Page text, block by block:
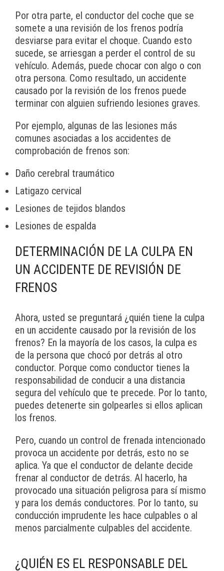
Por otra parte, el conductor del coche que se
somete a una revisión de los frenos podría
desviarse para evitar el choque. Cuando esto
sucede, se arriesgan a perder el control de su
vehículo. Además, puede chocar con algo o con
otra persona. Como resultado, un accidente
causado por la revisión de los frenos puede
terminar con alguien sufriendo lesiones graves.
Por ejemplo, algunas de las lesiones más
comunes asociadas a los accidentes de
comprobación de frenos son:
Daño cerebral traumático
Latigazo cervical
Lesiones de tejidos blandos
Lesiones de espalda
DETERMINACIÓN DE LA CULPA EN
UN ACCIDENTE DE REVISIÓN DE
FRENOS
Ahora, usted se preguntará ¿quién tiene la culpa
en un accidente causado por la revisión de los
frenos? En la mayoría de los casos, la culpa es
de la persona que chocó por detrás al otro
conductor. Porque como conductor tienes la
responsabilidad de conducir a una distancia
segura del vehículo que te precede. Por lo tanto,
puedes detenerte sin golpearles si ellos aplican
los frenos.
Pero, cuando un control de frenada intencionado
provoca un accidente por detrás, esto no se
aplica. Ya que el conductor de delante decide
frenar al conductor de detrás. Al hacerlo, ha
provocado una situación peligrosa para sí mismo
y para los demás conductores. Por lo tanto, su
conducción imprudente les hace culpables o al
menos parcialmente culpables del accidente.
¿QUIÉN ES EL RESPONSABLE DEL